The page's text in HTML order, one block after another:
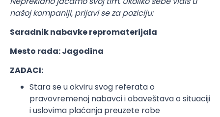
našoj kompaniji, prijavi se za poziciju:
Saradnik nabavke repromaterijala
Mesto rada: Jagodina
ZADACI:
Stara se u okviru svog referata o
pravovremenoj nabavci i obaveštava o situaciji
i uslovima plaćanja preuzete robe